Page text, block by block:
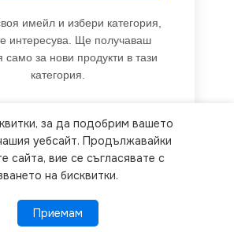
имейл и избери категория,
интересува. Ще получаваш
само за нови продукти в тази
категория.
improve your experience on our
this website, you agree to
use of cookies.
за да подобрим вашето
уебсайт. Продължавайки
сайта, вие се съгласявате с
на бисквитки.
Приемам